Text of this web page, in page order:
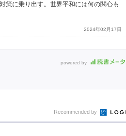
策に乗り出す。世界平和には何の関心も
2024年02月17日
powered by
Recommended by